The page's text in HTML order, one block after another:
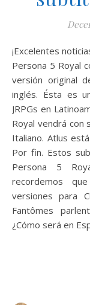
¡Excelentes noticias! Atlus acaba de confirmar que publicará
Persona 5 Royal
versión original
inglés. Ésta es
JRPGs en
Royal vendrá con
Italiano. Atlus
Por fin. Estos
Persona 5
recordemos
versiones para
Fantômes
¿Cómo será en